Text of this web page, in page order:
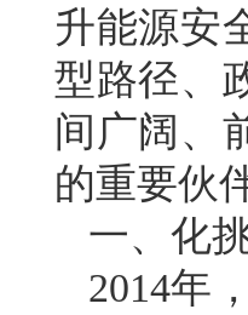
升能源安
型路径、
间广阔、
的重要伙
一、化
2014年